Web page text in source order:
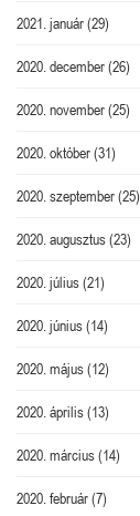
2021. január(29)
2020. december(26)
2020. november(25)
2020. október(31)
2020. szeptember(25)
2020. augusztus(23)
2020. július(21)
2020. június(14)
2020. május(12)
2020. április(13)
2020. március(14)
2020. február(7)